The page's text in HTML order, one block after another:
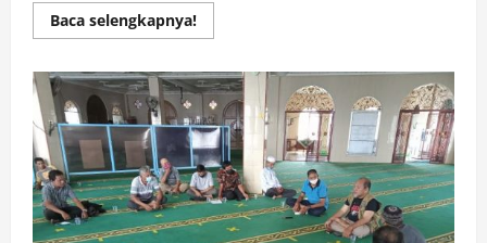
Baca selengkapnya!Read
more
!!!
Advokat
Nasional
Ajarkan
Pemilihan
Ketua
RW
yang
Demokrasi
di
Cilegon